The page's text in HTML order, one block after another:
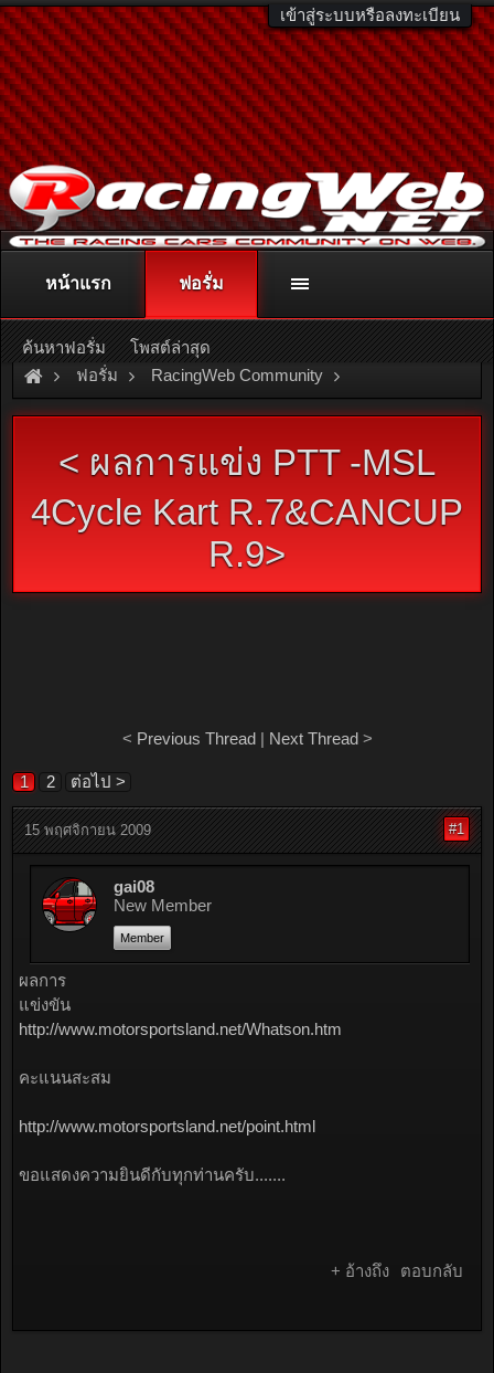
เข้าสู่ระบบหรือลงทะเบียน
ติดต่อลงโฆษณา racingweb@gmail.comหรือโทร. 081-811-1138
หรืออ่านรายละเอียดเพิ่มเติม คลิกที่นี่
ฟอรั่ม RacingWeb Community
Motorsport Forum Karting
< ผลการแข่ง PTT -MSL
4Cycle Kart R.7&CANCUP
R.9>
< Previous Thread| Next Thread>
1 2 ต่อไป >
15 พฤศจิกายน 2009 #1
gai08
New Member
Member
ผลการ
แข่งขัน
http://www.motorsportsland.net/Whatson.htm
คะแนนสะสม
http://www.motorsportsland.net/point.html
ขอแสดงความยินดีกับทุกท่านครับ.......
+ อ้างถึง ตอบกลับ
หน้าแรก ฟอรั่ม
ค้นหาฟอรั่ม โพสต์ล่าสุด